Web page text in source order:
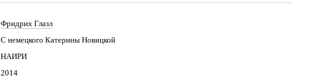
Фридрих Глазл
С немецкого Катерины Новицкой
НАИРИ
2014